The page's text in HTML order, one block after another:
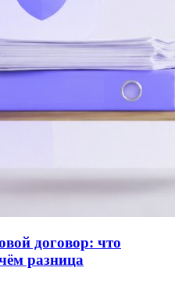
договор: что
разница